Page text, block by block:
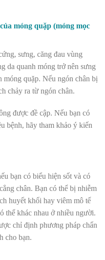
ủa móng quặp (móng mọc
sưng, căng đau vùng
da quanh móng trở nên sưng
móng quặp. Nếu ngón chân bị
chảy ra từ ngón chân.
được đề cập. Nếu bạn có
bệnh, hãy tham khảo ý kiến
bạn có biểu hiện sốt và có
chân. Bạn có thể bị nhiễm
huyết khối hay viêm mô tế
thể khác nhau ở nhiều người.
chỉ định phương pháp chẩn
cho bạn.